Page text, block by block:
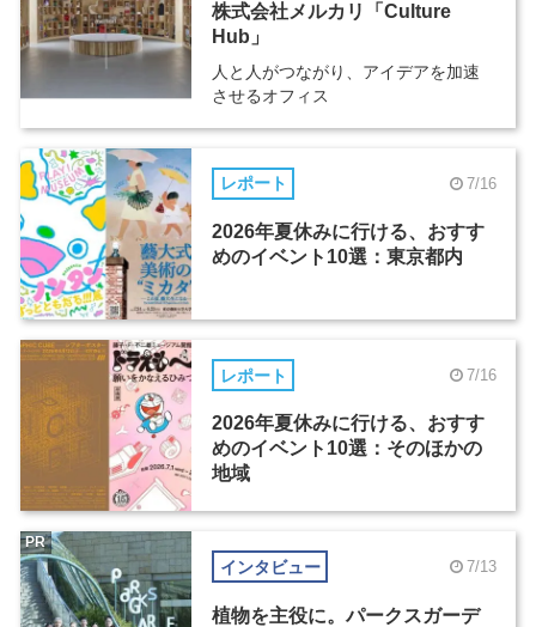
株式会社メルカリ「Culture
Hub」
人と人がつながり、アイデアを加速
させるオフィス
レポート 7/16
2026年夏休みに行ける、おすす
めのイベント10選：東京都内
レポート 7/16
2026年夏休みに行ける、おすす
めのイベント10選：そのほかの
地域
インタビュー 7/13
植物を主役に。パークスガーデ
PR